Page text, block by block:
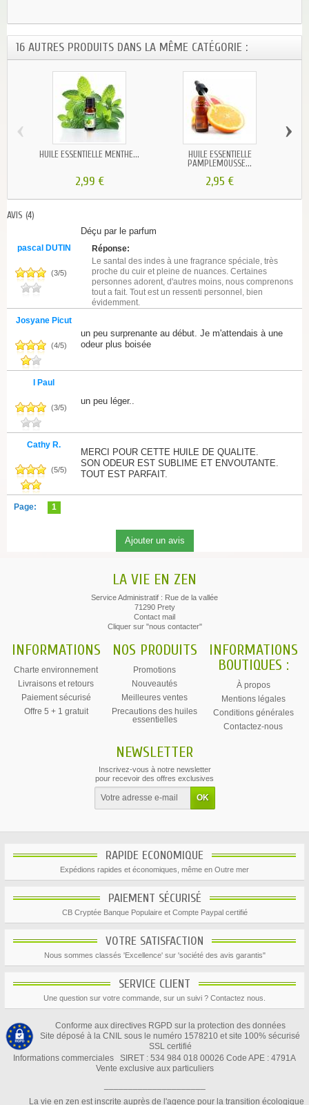
16 AUTRES PRODUITS DANS LA MÊME CATÉGORIE :
HUILE ESSENTIELLE MENTHE...
2,99 €
HUILE ESSENTIELLE
PAMPLEMOUSSE...
2,95 €
‹ ›
AVIS (4)
pascal DUTIN
(3/5)
Déçu par le parfum
Réponse:
Le santal des indes à une fragrance spéciale, très
proche du cuir et pleine de nuances. Certaines
personnes adorent, d'autres moins, nous comprenons
tout a fait. Tout est un ressenti personnel, bien
évidemment.
Josyane Picut
(4/5)
un peu surprenante au début. Je m'attendais à une
odeur plus boisée
I Paul
(3/5)
un peu léger..
Cathy R.
(5/5)
MERCI POUR CETTE HUILE DE QUALITE.
SON ODEUR EST SUBLIME ET ENVOUTANTE.
TOUT EST PARFAIT.
Page: 1
LA VIE EN ZEN
Service Administratif : Rue de la vallée
71290 Prety
Contact mail
Cliquer sur "nous contacter"
INFORMATIONS
Charte environnement
Livraisons et retours
Paiement sécurisé
Offre 5 + 1 gratuit
NOS PRODUITS
Promotions
Nouveautés
Meilleures ventes
Precautions des huiles
essentielles
INFORMATIONS
BOUTIQUES :
À propos
Mentions légales
Conditions générales
Contactez-nous
NEWSLETTER
Inscrivez-vous à notre newsletter
pour recevoir des offres exclusives
RAPIDE ECONOMIQUE
Expédions rapides et économiques, même en Outre mer
PAIEMENT SÉCURISÉ
CB Cryptée Banque Populaire et Compte Paypal certifié
VOTRE SATISFACTION
Nous sommes classés 'Excellence' sur 'société des avis garantis"
SERVICE CLIENT
Une question sur votre commande, sur un suivi ? Contactez nous.
Conforme aux directives RGPD sur la protection des données
Site déposé à la CNIL sous le numéro 1578210 et site 100% sécurisé
SSL certifié
Informations commerciales SIRET : 534 984 018 00026 Code APE : 4791A
Vente exclusive aux particuliers
La vie en zen est inscrite auprès de l'agence pour la transition écologique